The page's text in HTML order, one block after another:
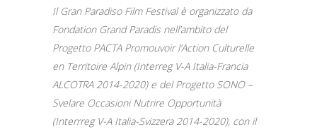
Il Gran Paradiso Film Festival è organizzato da
Fondation Grand Paradis nell’ambito del
Progetto PACTA Promouvoir l’Action Culturelle
en Territoire Alpin (Interreg V-A Italia-Francia
ALCOTRA 2014-2020) e del Progetto SONO –
Svelare Occasioni Nutrire Opportunità
(Interrreg V-A Italia-Svizzera 2014-2020), con il